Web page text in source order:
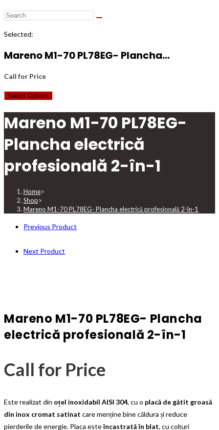
Selected:
Mareno M1-70 PL78EG- Plancha…
Call for Price
Select Options
Mareno M1-70 PL78EG-
Plancha electrică
profesională 2-în-1
Home>
Shop>
Mareno M1-70 PL78EG- Plancha electrică profesională 2-în-1
Previous Product
Next Product
Mareno M1-70 PL78EG- Plancha
electrică profesională 2-în-1
Call for Price
Este realizat din oțel inoxidabil AISI 304, cu o placă de gătit groasă
din inox cromat satinat care menține bine căldura și reduce
pierderile de energie. Placa esteîncastrată în blat, cu colțuri